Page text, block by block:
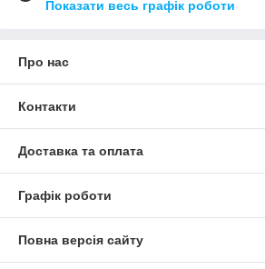
Показати весь графік роботи
Про нас
Контакти
Доставка та оплата
Графік роботи
Повна версія сайту